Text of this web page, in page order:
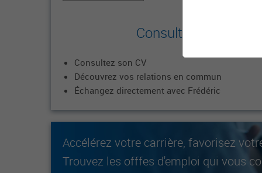
Consultez le profil
Consultez son CV
Découvrez vos relations en commun
Échangez directement avec Frédéric
Accélérez votre carrière, favorisez
Trouvez les offfes d'emploi qui vous